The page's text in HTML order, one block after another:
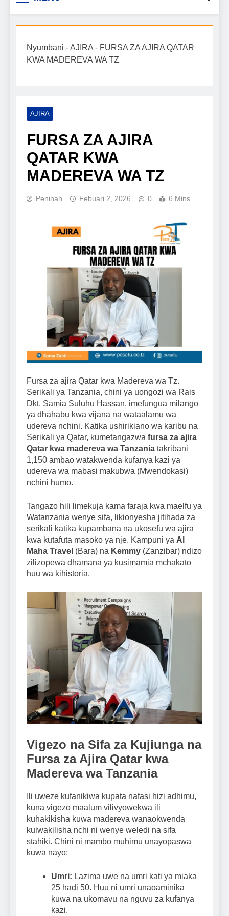
Tanzania
kilimo, mitindo, na burudani kwa Kiswahili,
mafanikio yako.
Nyumbani -AJIRA - FURSA ZA AJIRA QATAR
KWA MADEREVA WA TZ
AJIRA
FURSA ZA AJIRA
QATAR KWA
MADEREVA WA TZ
Peninah Febuari 2, 2026 0 6 Mins
Fursa za ajira Qatar kwa Madereva wa Tz.
Serikali ya Tanzania, chini ya uongozi wa Rais
Dkt. Samia Suluhu Hassan, imefungua milango
ya dhahabu kwa vijana na wataalamu wa
udereva nchini. Katika ushirikiano wa karibu na
Serikali ya Qatar, kumetangazwa fursa za ajira
Qatar kwa madereva wa Tanzania takribani
1,150 ambao watakwenda kufanya kazi ya
udereva wa mabasi makubwa (Mwendokasi)
nchini humo.
Tangazo hili limekuja kama faraja kwa maelfu ya
Watanzania wenye sifa, likionyesha jitihada za
serikali katika kupambana na ukosefu wa ajira
kwa kutafuta masoko ya nje. Kampuni ya Al
Maha Travel (Bara) na Kemmy (Zanzibar) ndizo
zilizopewa dhamana ya kusimamia mchakato
huu wa kihistoria.
Vigezo na Sifa za Kujiunga na
Fursa za Ajira Qatar kwa
Madereva wa Tanzania
Ili uweze kufanikiwa kupata nafasi hizi adhimu,
kuna vigezo maalum vilivyowekwa ili
kuhakikisha kuwa madereva wanaokwenda
kuiwakilisha nchi ni wenye weledi na sifa
stahiki. Chini ni mambo muhimu unayopaswa
kuwa nayo:
Umri: Lazima uwe na umri kati ya miaka
25 hadi 50. Huu ni umri unaoaminika
kuwa na ukomavu na nguvu za kufanya
kazi.